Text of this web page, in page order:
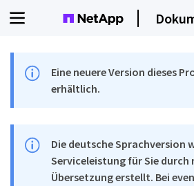
Eine neuere Version dieses
erhältlich.
Die deutsche Sprachversion
Serviceleistung für Sie durch
Übersetzung erstellt. Bei